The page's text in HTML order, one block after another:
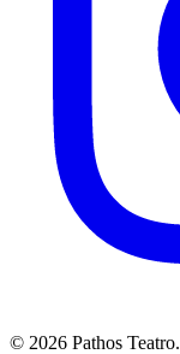
© 2026 Pathos Teatro.